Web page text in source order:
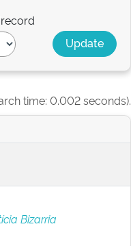
time: 0.002 seconds).
Bizarria